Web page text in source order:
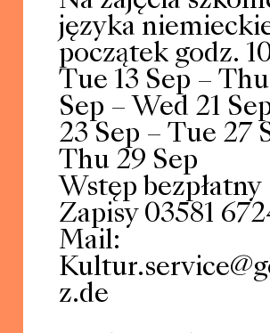
języka
początek godz.
Tue 13 Sep – Thu
Sep – Wed 21
23 Sep – Tue 27
Thu 29 Sep
Wstęp bezpłatny
Zapisy 03581
Mail:
z.de